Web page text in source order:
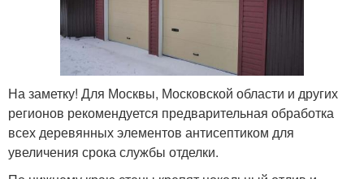
На заметку! Для Москвы, Московской области и других
регионов рекомендуется предварительная обработка
всех деревянных элементов антисептиком для
увеличения срока службы отделки.